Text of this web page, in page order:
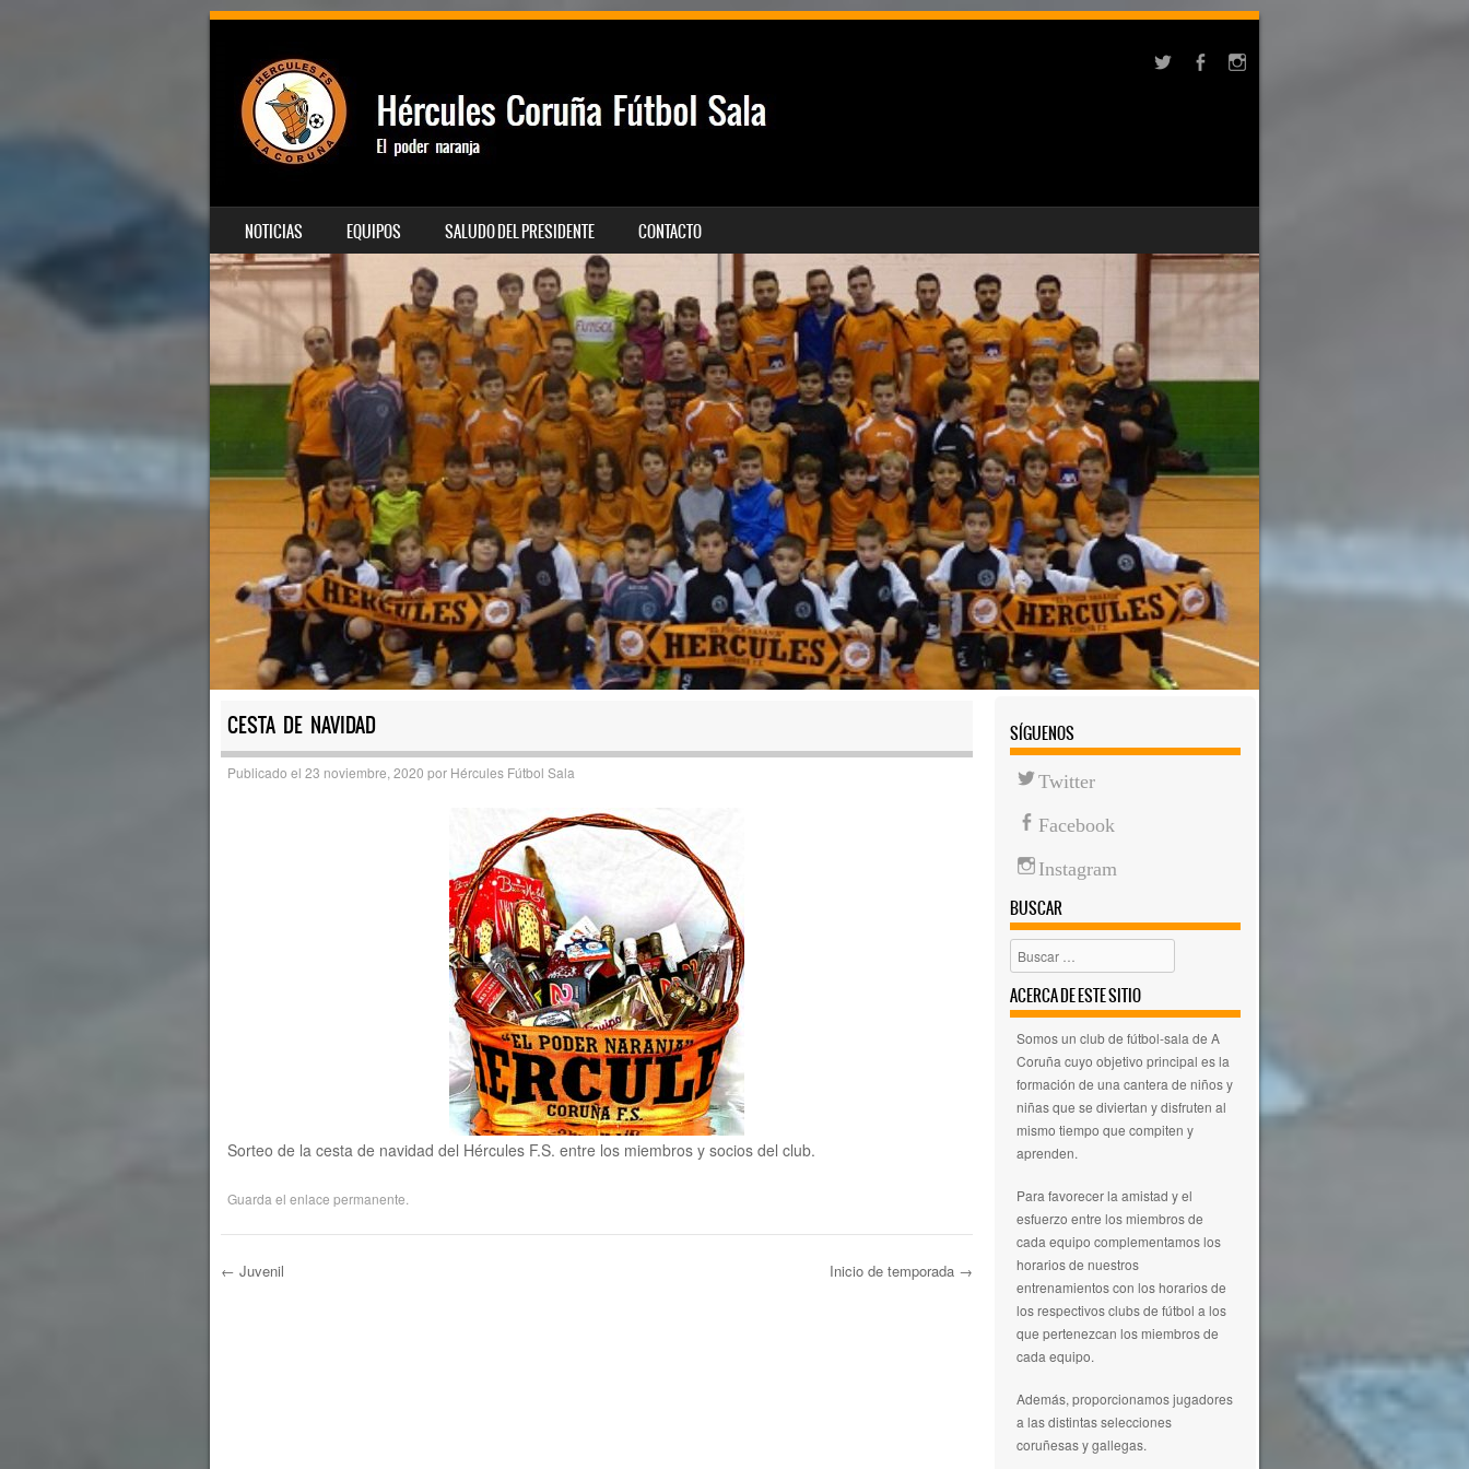
MENÚ
SALTAR AL CONTENIDO
NOTICIAS EQUIPOS SALUDO DEL PRESIDENTE CONTACTO
CESTA DE NAVIDAD
Publicado el 23 noviembre, 2020 por Hércules Fútbol Sala
Sorteo de la cesta de navidad del Hércules F.S. entre los miembros y socios del club.
Guarda el enlace permanente
← Juvenil Inicio de temporada →
SÍGUENOS
Twitter
Facebook
Instagram
BUSCAR
Buscar
ACERCA DE ESTE SITIO
Somos un club de fútbol-sala de A
Coruña cuyo objetivo principal es la
formación de una cantera de niños y
niñas que se diviertan y disfruten al
mismo tiempo que compiten y
aprenden.
Para favorecer la amistad y el
esfuerzo entre los miembros de
cada equipo complementamos los
horarios de nuestros
entrenamientos con los horarios de
los respectivos clubs de fútbol a los
que pertenezcan los miembros de
cada equipo.
Además, proporcionamos jugadores
a las distintas selecciones
coruñesas y gallegas.